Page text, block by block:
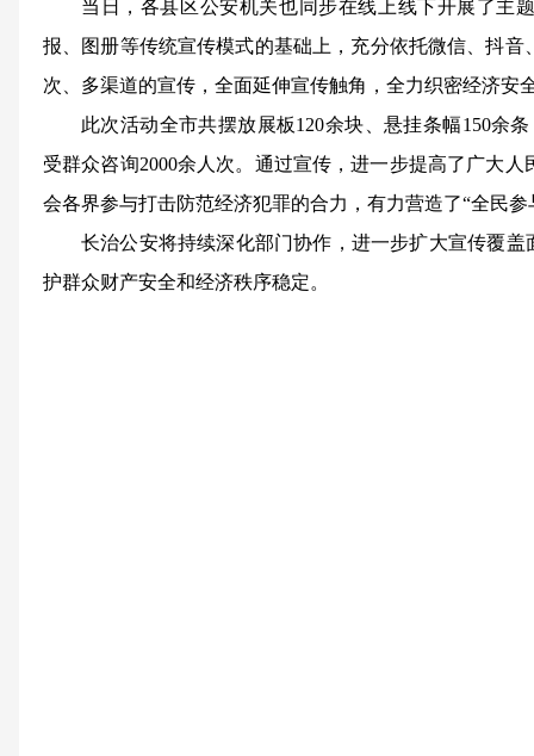
当日，各县区公安机关也同步在线上线下开展了主
报、图册等传统宣传模式的基础上，充分依托微信、抖
次、多渠道的宣传，全面延伸宣传触角，全力织密经济安
此次活动全市共摆放展板120余块、悬挂条幅150余
受群众咨询2000余人次。通过宣传，进一步提高了广大
会各界参与打击防范经济犯罪的合力，有力营造了“全民
长治公安将持续深化部门协作，进一步扩大宣传覆盖
护群众财产安全和经济秩序稳定。